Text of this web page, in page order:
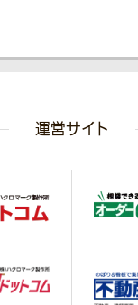
運営サイト